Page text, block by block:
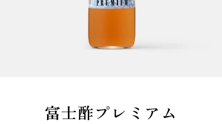
純米富士酢
富士酢プレミアム
富士ピクル酢